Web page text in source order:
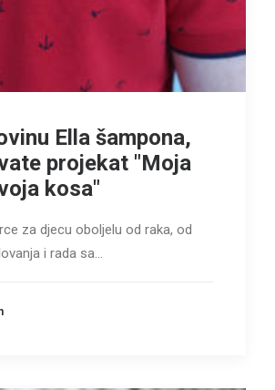
Ella šampona,
projekat "Moja
kosa"
za djecu oboljelu od raka, od
i rada sa…